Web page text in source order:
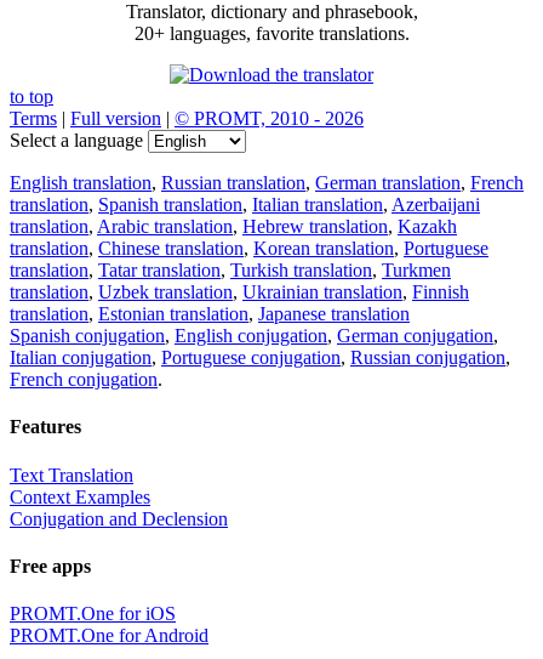
Translator, dictionary and phrasebook,
20+ languages, favorite translations.
to top
Terms | Full version | © PROMT, 2010 - 2026
Select a language
English translation, Russian translation, German translation, French
translation, Spanish translation, Italian translation, Azerbaijani
translation, Arabic translation, Hebrew translation, Kazakh
translation, Chinese translation, Korean translation, Portuguese
translation, Tatar translation, Turkish translation, Turkmen
translation, Uzbek translation, Ukrainian translation, Finnish
translation, Estonian translation, Japanese translation
Spanish conjugation, English conjugation, German conjugation,
Italian conjugation, Portuguese conjugation, Russian conjugation,
French conjugation.
Features
Text Translation
Context Examples
Conjugation and Declension
Free apps
PROMT.One for iOS
PROMT.One for Android